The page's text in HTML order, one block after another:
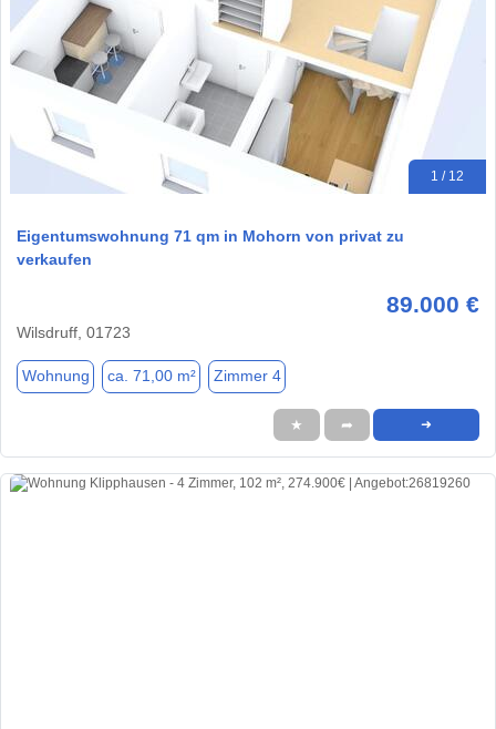
1 / 12
Eigentumswohnung 71 qm in Mohorn von privat zu
verkaufen
89.000 €
Wilsdruff, 01723
Wohnung ca. 71,00 m² Zimmer 4
★ ➦ ➜